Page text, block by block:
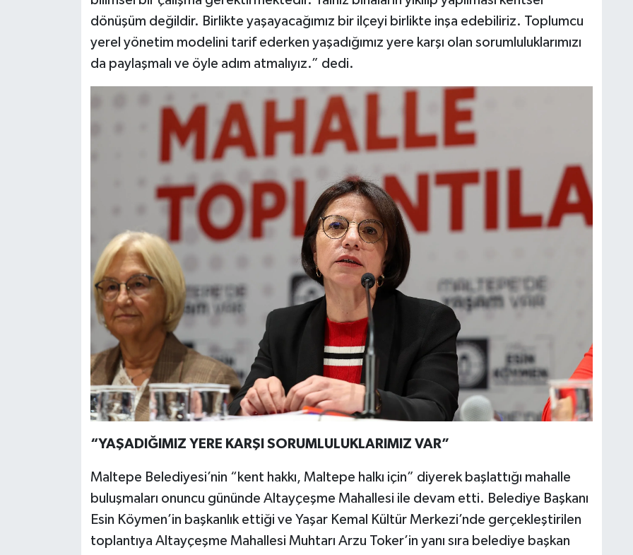
dönüşüm değildir. Birlikte yaşayacağımız bir ilçeyi birlikte inşa edebiliriz. Toplumcu
yerel yönetim modelini tarif ederken yaşadığımız yere karşı olan sorumluluklarımızı
da paylaşmalı ve öyle adım atmalıyız.” dedi.
“YAŞADIĞIMIZ YERE KARŞI SORUMLULUKLARIMIZ VAR”
Maltepe Belediyesi’nin “kent hakkı, Maltepe halkı için” diyerek başlattığı mahalle
buluşmaları onuncu gününde Altayçeşme Mahallesi ile devam etti. Belediye Başkanı
Esin Köymen’in başkanlık ettiği ve Yaşar Kemal Kültür Merkezi’nde gerçekleştirilen
toplantıya Altayçeşme Mahallesi Muhtarı Arzu Toker’in yanı sıra belediye başkan